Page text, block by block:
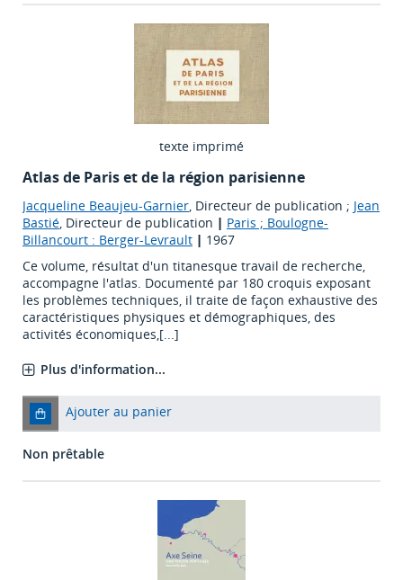
texte imprimé
Atlas de Paris et de la région parisienne
Jacqueline Beaujeu-Garnier, Directeur de publication ; Jean
Bastié, Directeur de publication | Paris ; Boulogne-
Billancourt : Berger-Levrault | 1967
Ce volume, résultat d'un titanesque travail de recherche,
accompagne l'atlas. Documenté par 180 croquis exposant
les problèmes techniques, il traite de façon exhaustive des
caractéristiques physiques et démographiques, des
activités économiques,[...]
Plus d'information...
Ajouter au panier
Non prêtable